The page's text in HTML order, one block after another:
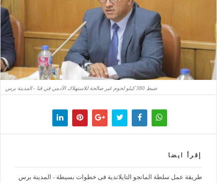
ضبط 380 كيلو لحوم غير صالحة للاستهلاك الآدمي في قنا - المدينة برس
إقرأ ايضا
طريقة عمل سلطة المانجو التايلاندية فى خطوات بسيطة - المدينة برس